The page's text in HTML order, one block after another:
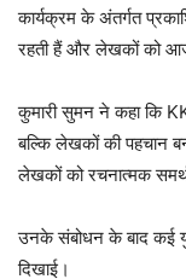
कार्यक्रम के अंतर्गत
रहती हैं और लेखकों को
कुमारी सुमन ने कहा कि
बल्कि लेखकों की पहचान
लेखकों को रचनात्मक
उनके संबोधन के बाद कई
दिखाई।